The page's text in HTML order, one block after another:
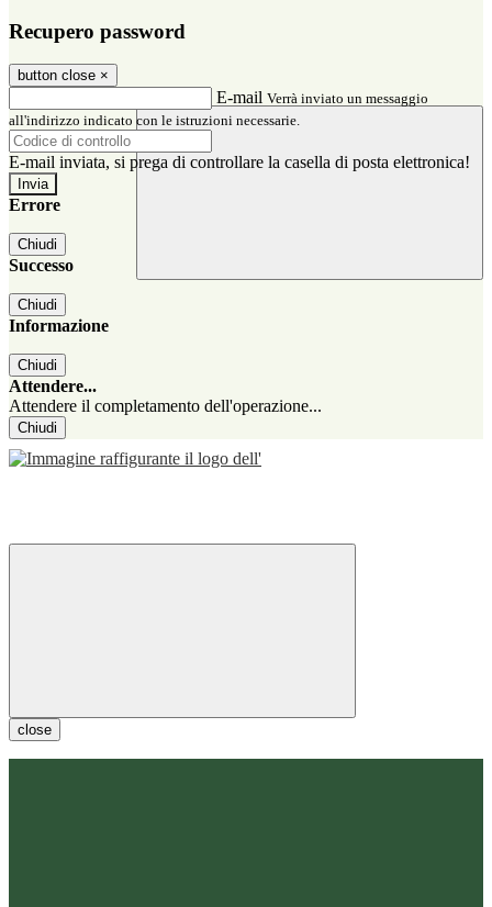
Recupero password
button close ×
E-mail Verrà inviato un messaggio
all'indirizzo indicato con le istruzioni necessarie.
E-mail inviata, si prega di controllare la casella di posta elettronica!
Errore
Chiudi
Successo
Chiudi
Informazione
Chiudi
Attendere...
Attendere il completamento dell'operazione...
Chiudi
close